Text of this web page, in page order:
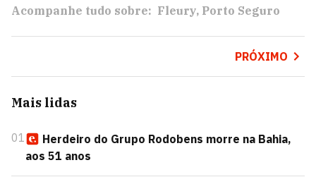
Acompanhe tudo sobre: Fleury Porto Seguro
PRÓXIMO
Mais lidas
01
Herdeiro do Grupo Rodobens morre na Bahia,
aos 51 anos